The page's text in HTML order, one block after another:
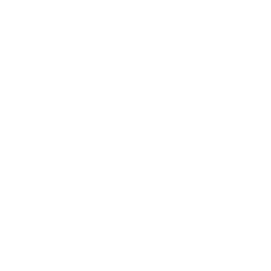
đồng thời với các thuốc sau: Gemfibrozil, Các thuốc hạ
thời với Darunavir + Ritonavir; Fosamprenavir; Fosamprenavir+
10 F.T.Pharma